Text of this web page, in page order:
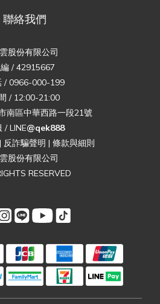
聯絡我們
股份有限公司
/ 42915667
/ 0966-000-199
/ 12:00-21:00
南區中華西路一段21號
/ LINE@qek888
| 反詐騙聲明 | 條款與細則
股份有限公司
RESERVED